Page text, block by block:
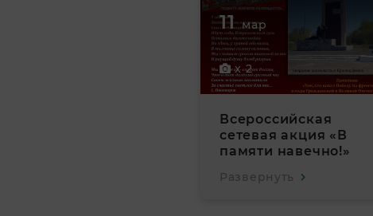
11 мар
x 2
Всероссийская
сетевая акция «В
памяти навечно!»
Развернуть